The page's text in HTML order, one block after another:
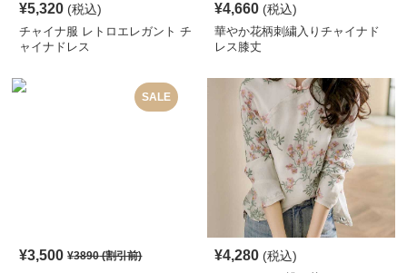
¥5,320 (税込)
チャイナ服 レトロエレガント チ
ャイナドレス
¥4,660 (税込)
華やか花柄刺繍入りチャイナド
レス膝丈
SALE
¥3,500 ¥3890(割引前) ¥4,280 (税込)